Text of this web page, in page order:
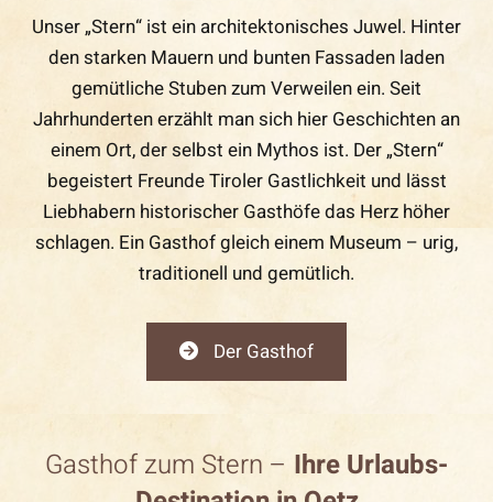
Unser „Stern“ ist ein architektonisches Juwel. Hinter
den starken Mauern und bunten Fassaden laden
gemütliche Stuben zum Verweilen ein. Seit
Jahrhunderten erzählt man sich hier Geschichten an
einem Ort, der selbst ein Mythos ist. Der „Stern“
begeistert Freunde Tiroler Gastlichkeit und lässt
Liebhabern historischer Gasthöfe das Herz höher
schlagen. Ein Gasthof gleich einem Museum – urig,
traditionell und gemütlich.
Der Gasthof
Gasthof zum Stern – Ihre Urlaubs-